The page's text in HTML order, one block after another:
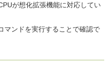
が想化拡張機能に対応してい
マンドを実行することで確認で